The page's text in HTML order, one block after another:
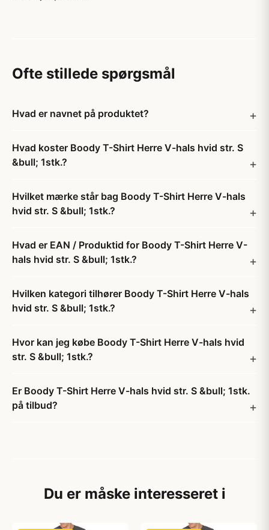
Ofte stillede spørgsmål
Hvad er navnet på produktet?
Hvad koster Boody T-Shirt Herre V-hals hvid str. S
&bull; 1stk.?
Hvilket mærke står bag Boody T-Shirt Herre V-hals
hvid str. S &bull; 1stk.?
Hvad er EAN / Produktid for Boody T-Shirt Herre V-
hals hvid str. S &bull; 1stk.?
Hvilken kategori tilhører Boody T-Shirt Herre V-hals
hvid str. S &bull; 1stk.?
Hvor kan jeg købe Boody T-Shirt Herre V-hals hvid
str. S &bull; 1stk.?
Er Boody T-Shirt Herre V-hals hvid str. S &bull; 1stk.
på tilbud?
Du er måske interesseret i